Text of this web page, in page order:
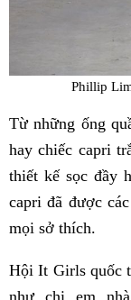
Phillip
Từ những ống
hay chiếc capri
thiết kế sọc đầy
capri đã được
mọi sở thích.
Hội It Girls quốc